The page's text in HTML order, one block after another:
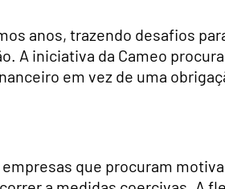
anos, trazendo desafios
A iniciativa da Cameo
em vez de uma
que procuram